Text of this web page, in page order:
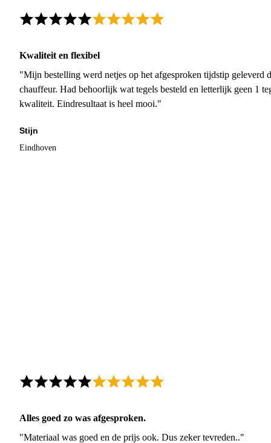
Kwaliteit en flexibel
"Mijn bestelling werd netjes op het afgesproken tijdstip geleverd
chauffeur. Had behoorlijk wat tegels besteld en letterlijk geen 1
kwaliteit. Eindresultaat is heel mooi."
Stijn
Eindhoven
Alles goed zo was afgesproken.
"Materiaal was goed en de prijs ook. Dus zeker tevreden.."